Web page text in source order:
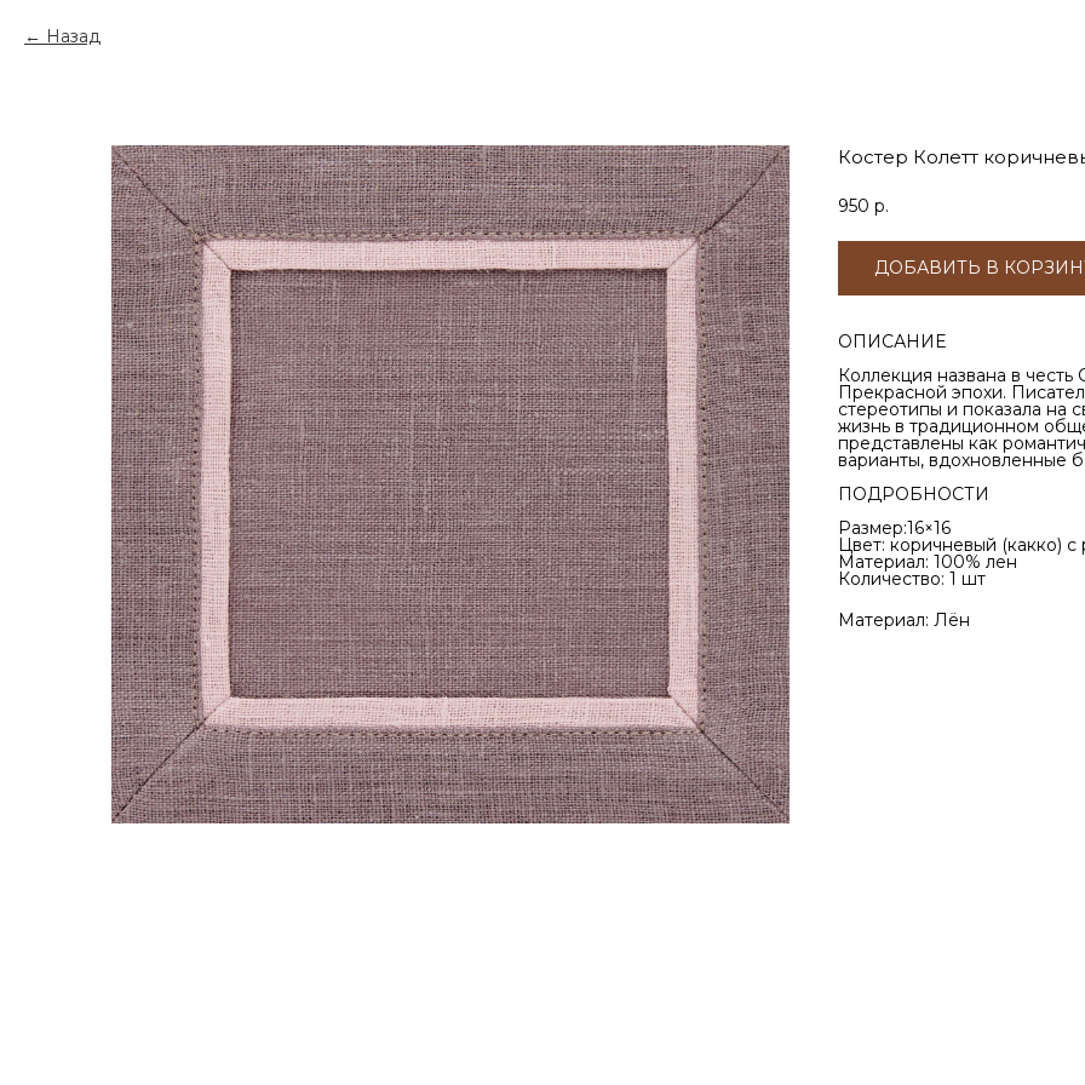
Назад
Костер Колетт
950 р.
ДОБАВИТЬ В
ОПИСАНИЕ
Коллекция названа в
Прекрасной эпохи.
стереотипы и показала на
жизнь в традиционном
представлены как
варианты, вдохновленные
ПОДРОБНОСТИ
Размер:16×16
Цвет: коричневый (какко) с
Материал: 100% лен
Количество: 1 шт
Материал: Лён